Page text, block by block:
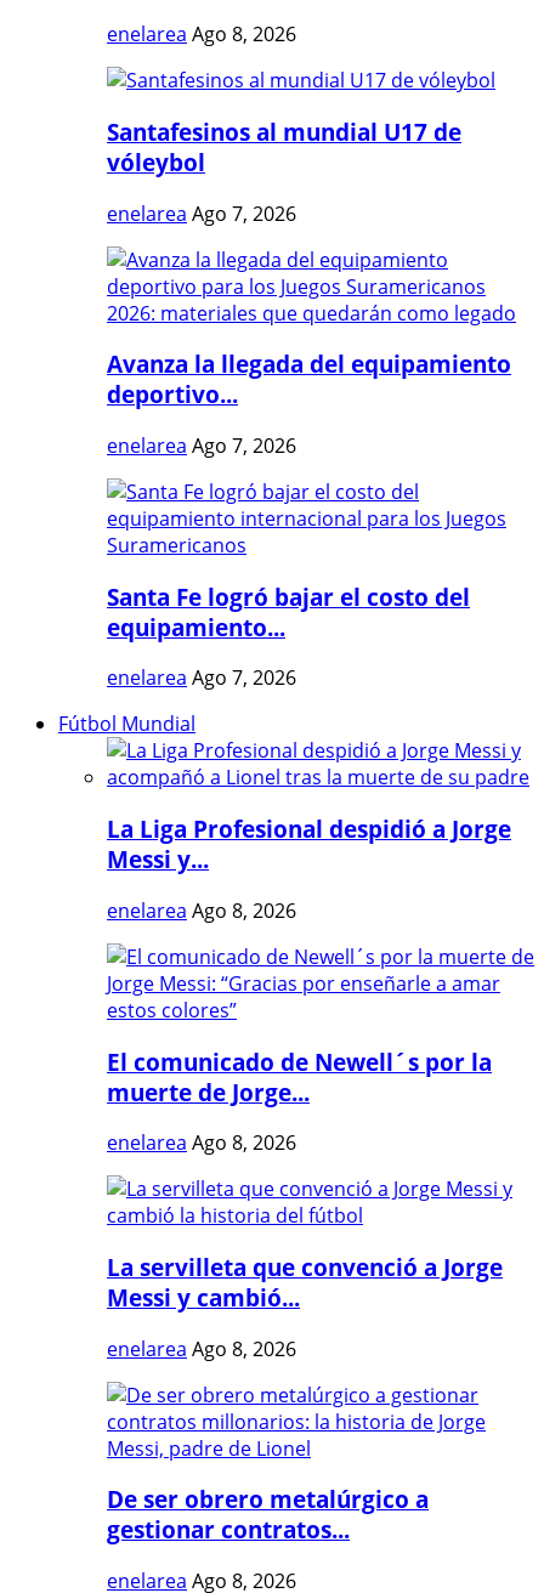
enelarea Ago 8, 2026
Santafesinos al mundial U17 de
vóleybol
enelarea Ago 7, 2026
Avanza la llegada del equipamiento
deportivo...
enelarea Ago 7, 2026
Santa Fe logró bajar el costo del
equipamiento...
enelarea Ago 7, 2026
Fútbol Mundial
La Liga Profesional despidió a Jorge
Messi y...
enelarea Ago 8, 2026
El comunicado de Newell´s por la
muerte de Jorge...
enelarea Ago 8, 2026
La servilleta que convenció a Jorge
Messi y cambió...
enelarea Ago 8, 2026
De ser obrero metalúrgico a
gestionar contratos...
enelarea Ago 8, 2026